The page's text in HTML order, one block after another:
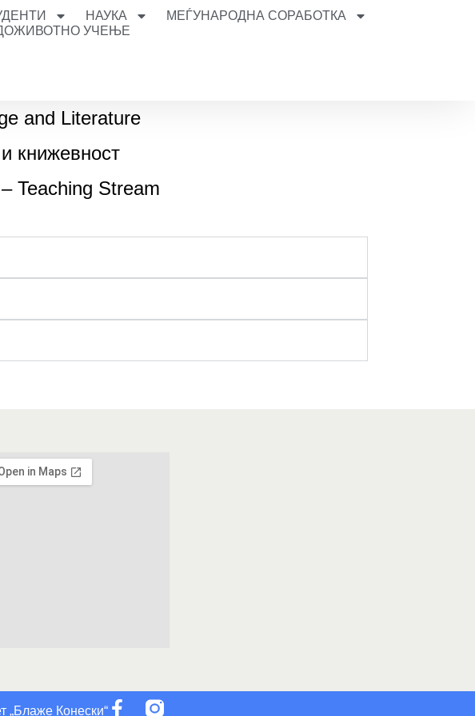
НАУКА
МЕЃУНАРОДНА СОРАБОТКА
УЧЕЊЕ
and Literature
книжевност
Teaching Stream
„Блаже Конески“